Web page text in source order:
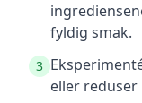
fyldig smak.
3
eller